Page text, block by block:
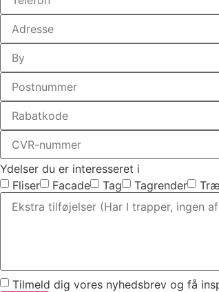
Ydelser du er interesseret i
Fliser
Facade Tag Tagrender Træ
Tilmeld dig vores nyhedsbrev og få